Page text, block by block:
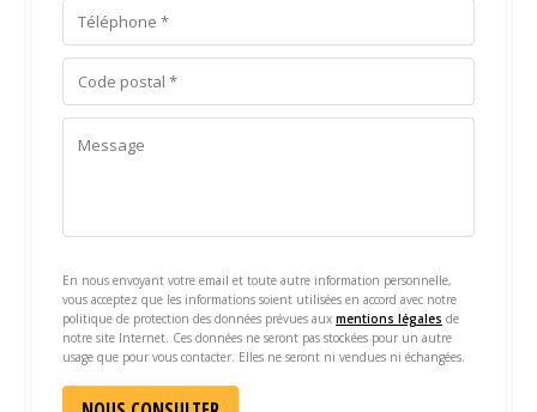
En nous envoyant votre email et toute autre information personnelle,
vous acceptez que les informations soient utilisées en accord avec notre
politique de protection des données prévues aux mentions légales de
notre site Internet. Ces données ne seront pas stockées pour un autre
usage que pour vous contacter. Elles ne seront ni vendues ni échangées.